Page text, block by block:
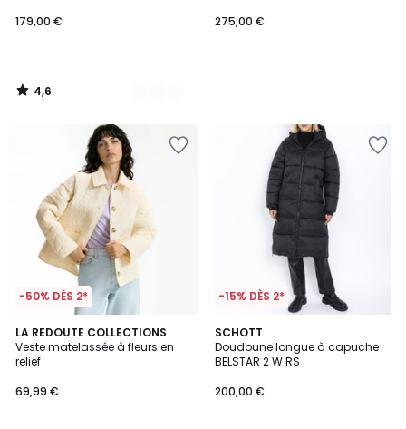
179,00 €
4,6
/
275,00 €
-50% DÈS 2*
LA REDOUTE COLLECTIONS
Veste matelassée à fleurs en
relief
69,99 €
3
/
5
2
Couleurs
-15% DÈS 2*
SCHOTT
Doudoune longue à capuche
BELSTAR 2 W RS
200,00 €
4,6
/ 5